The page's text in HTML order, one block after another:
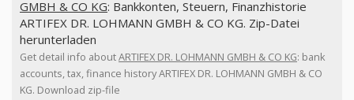
GMBH & CO KG: Bankkonten, Steuern, Finanzhistorie
ARTIFEX DR. LOHMANN GMBH & CO KG. Zip-Datei
herunterladen
Get detail info aboutARTIFEX DR. LOHMANN GMBH & CO KG: bank
accounts, tax, finance history ARTIFEX DR. LOHMANN GMBH & CO
KG. Download zip-file